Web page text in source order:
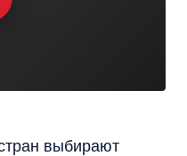
выбирают